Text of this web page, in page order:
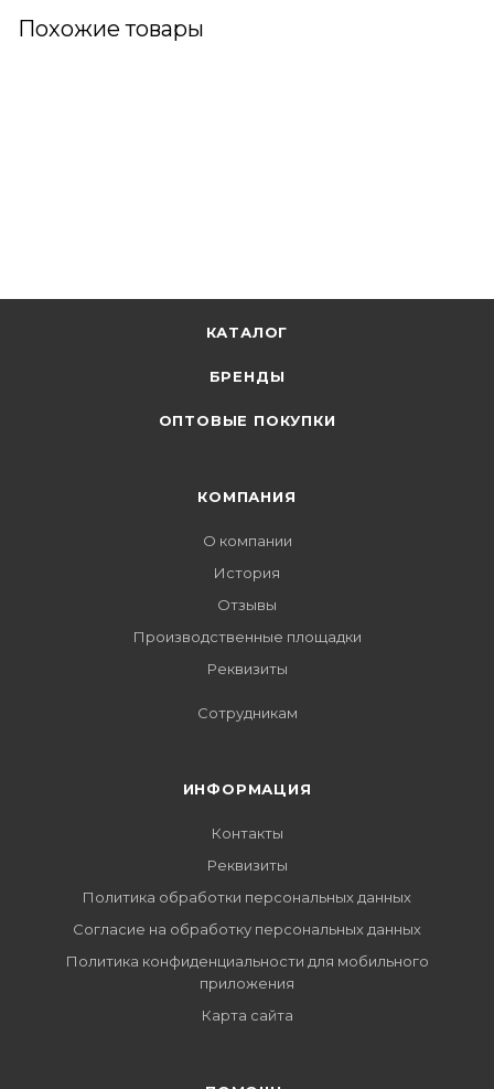
Похожие товары
КАТАЛОГ
БРЕНДЫ
ОПТОВЫЕ ПОКУПКИ
КОМПАНИЯ
О компании
История
Отзывы
Производственные площадки
Реквизиты
Сотрудникам
ИНФОРМАЦИЯ
Контакты
Реквизиты
Политика обработки персональных данных
Согласие на обработку персональных данных
Политика конфиденциальности для мобильного
приложения
Карта сайта